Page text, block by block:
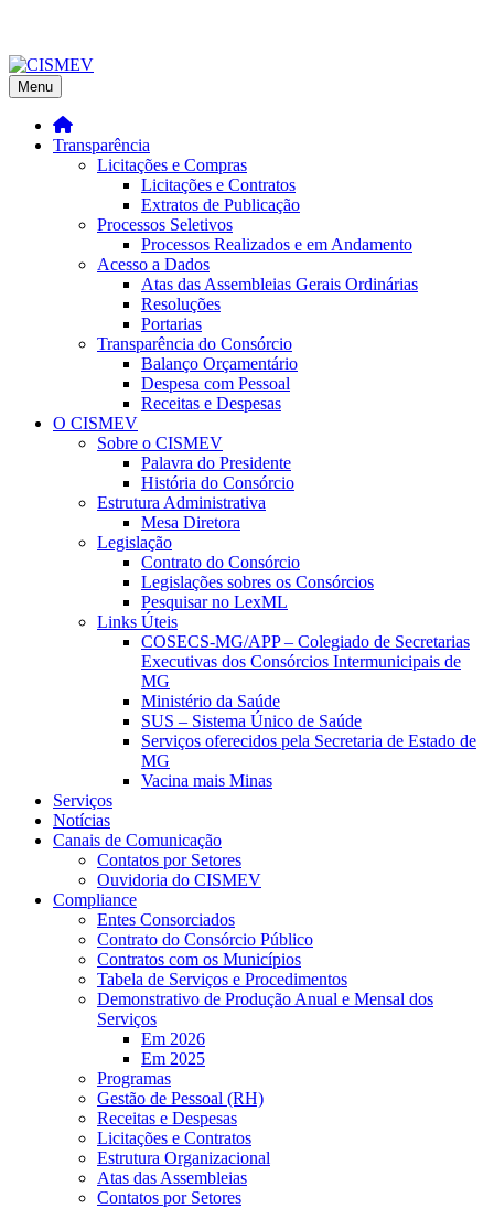
Menu
Transparência
Licitações e Compras
Licitações e Contratos
Extratos de Publicação
Processos Seletivos
Processos Realizados e em Andamento
Acesso a Dados
Atas das Assembleias Gerais Ordinárias
Resoluções
Portarias
Transparência do Consórcio
Balanço Orçamentário
Despesa com Pessoal
Receitas e Despesas
O CISMEV
Sobre o CISMEV
Palavra do Presidente
História do Consórcio
Estrutura Administrativa
Mesa Diretora
Legislação
Contrato do Consórcio
Legislações sobres os Consórcios
Pesquisar no LexML
Links Úteis
COSECS-MG/APP – Colegiado de Secretarias
Executivas dos Consórcios Intermunicipais de
MG
Ministério da Saúde
SUS – Sistema Único de Saúde
Serviços oferecidos pela Secretaria de Estado de
MG
Vacina mais Minas
Serviços
Notícias
Canais de Comunicação
Contatos por Setores
Ouvidoria do CISMEV
Compliance
Entes Consorciados
Contrato do Consórcio Público
Contratos com os Municípios
Tabela de Serviços e Procedimentos
Demonstrativo de Produção Anual e Mensal dos
Serviços
Em 2026
Em 2025
Programas
Gestão de Pessoal (RH)
Receitas e Despesas
Licitações e Contratos
Estrutura Organizacional
Atas das Assembleias
Contatos por Setores